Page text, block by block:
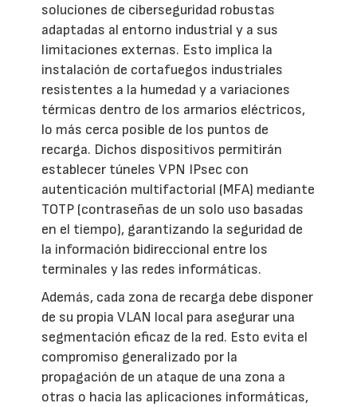
soluciones de ciberseguridad robustas
adaptadas al entorno industrial y a sus
limitaciones externas. Esto implica la
instalación de cortafuegos industriales
resistentes a la humedad y a variaciones
térmicas dentro de los armarios eléctricos,
lo más cerca posible de los puntos de
recarga. Dichos dispositivos permitirán
establecer túneles VPN IPsec con
autenticación multifactorial (MFA) mediante
TOTP (contraseñas de un solo uso basadas
en el tiempo), garantizando la seguridad de
la información bidireccional entre los
terminales y las redes informáticas.
Además, cada zona de recarga debe disponer
de su propia VLAN local para asegurar una
segmentación eficaz de la red. Esto evita el
compromiso generalizado por la
propagación de un ataque de una zona a
otras o hacia las aplicaciones informáticas,